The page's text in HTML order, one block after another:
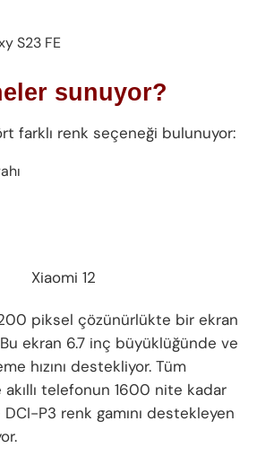
S23 FE
sunuyor?
farklı renk seçeneği bulunuyor:
piksel çözünürlükte bir ekran
ekran 6.7 inç büyüklüğünde ve
hızını destekliyor. Tüm
akıllı telefonun 1600 nite kadar
P3 renk gamını destekleyen